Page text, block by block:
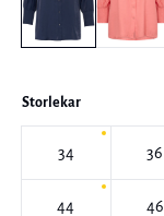
Storlekar
34 36
44 46